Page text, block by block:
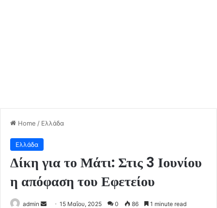
Home / Ελλάδα
Ελλάδα
Δίκη για το Μάτι: Στις 3 Ιουνίου
η απόφαση του Εφετείου
admin
Send15 Μαΐου, 2025 0 86 1 minute read